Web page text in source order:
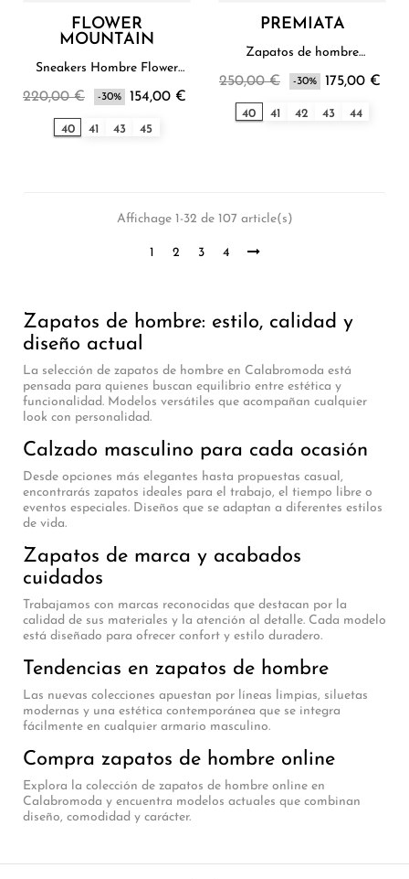
FLOWER
MOUNTAIN
Sneakers Hombre Flower
220,00 € -30% 154,00 €
40 41 43 45
PREMIATA
Zapatos de hombre
250,00 € -30% 175,00 €
40 41 42 43 44
Affichage 1-32 de 107 article(s)
1 2 3 4
Zapatos de hombre: estilo, calidad y
diseño actual
La selección de zapatos de hombre en Calabromoda está
pensada para quienes buscan equilibrio entre estética y
funcionalidad. Modelos versátiles que acompañan cualquier
look con personalidad.
Calzado masculino para cada ocasión
Desde opciones más elegantes hasta propuestas casual,
encontrarás zapatos ideales para el trabajo, el tiempo libre o
eventos especiales. Diseños que se adaptan a diferentes estilos
de vida.
Zapatos de marca y acabados
cuidados
Trabajamos con marcas reconocidas que destacan por la
calidad de sus materiales y la atención al detalle. Cada modelo
está diseñado para ofrecer confort y estilo duradero.
Tendencias en zapatos de hombre
Las nuevas colecciones apuestan por líneas limpias, siluetas
modernas y una estética contemporánea que se integra
fácilmente en cualquier armario masculino.
Compra zapatos de hombre online
Explora la colección de zapatos de hombre online en
Calabromoda y encuentra modelos actuales que combinan
diseño, comodidad y carácter.